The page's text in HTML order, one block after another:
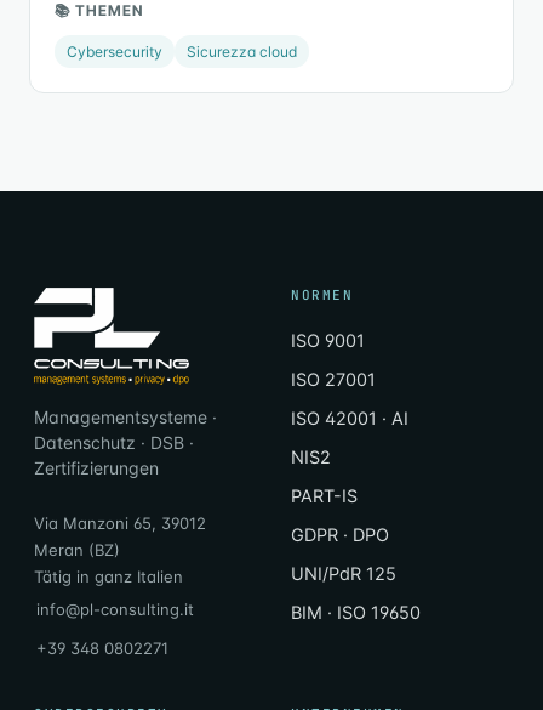
📚 THEMEN
Cybersecurity Sicurezza cloud
Managementsysteme ·
Datenschutz · DSB ·
Zertifizierungen
Via Manzoni 65, 39012
Meran (BZ)
Tätig in ganz Italien
info@pl-consulting.it
+39 348 0802271
NORMEN
ISO 9001
ISO 27001
ISO 42001 · AI
NIS2
PART-IS
GDPR · DPO
UNI/PdR 125
BIM · ISO 19650